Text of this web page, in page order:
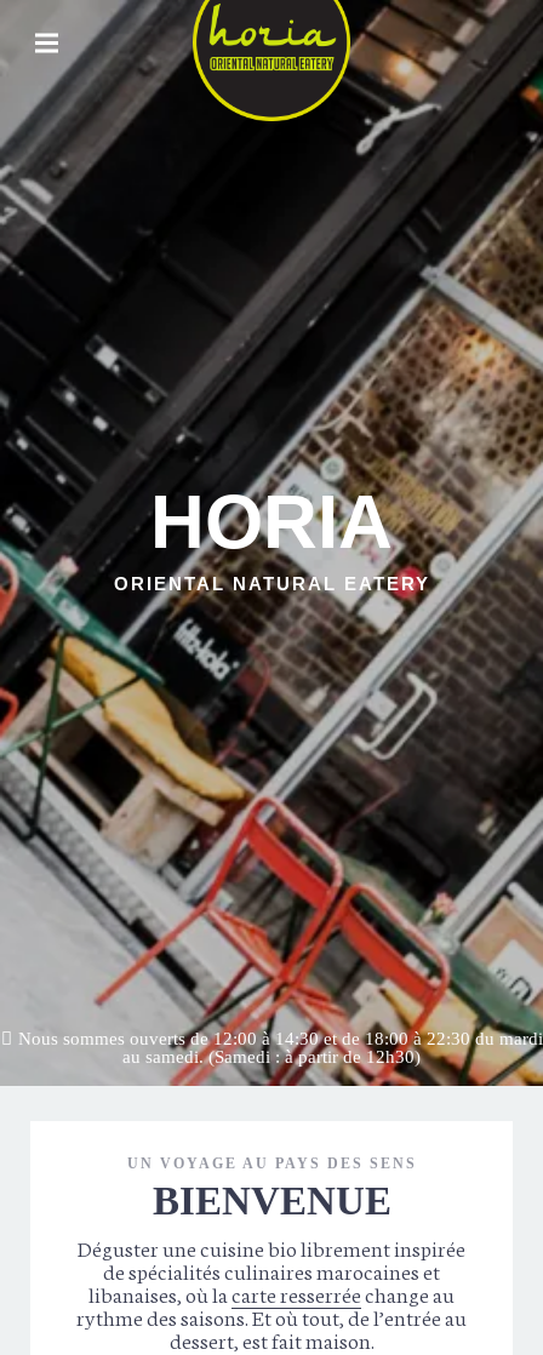
HORIA
ORIENTAL
NATURAL
EATERY
HORIA
ORIENTAL NATURAL EATERY
Nous sommes ouverts de 12:00 à 14:30 et de 18:00 à 22:30 du mardi
au samedi. (Samedi : à partir de 12h30)
UN VOYAGE AU PAYS DES SENS
BIENVENUE
Déguster une cuisine bio librement inspirée
de spécialités culinaires marocaines et
libanaises, où la carte resserréechange au
rythme des saisons. Et où tout, de l’entrée au
dessert, est fait maison.